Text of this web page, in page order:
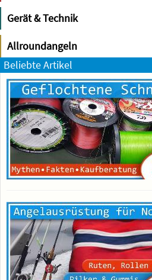
Gerät & Technik
Allroundangeln
Beliebte Artikel